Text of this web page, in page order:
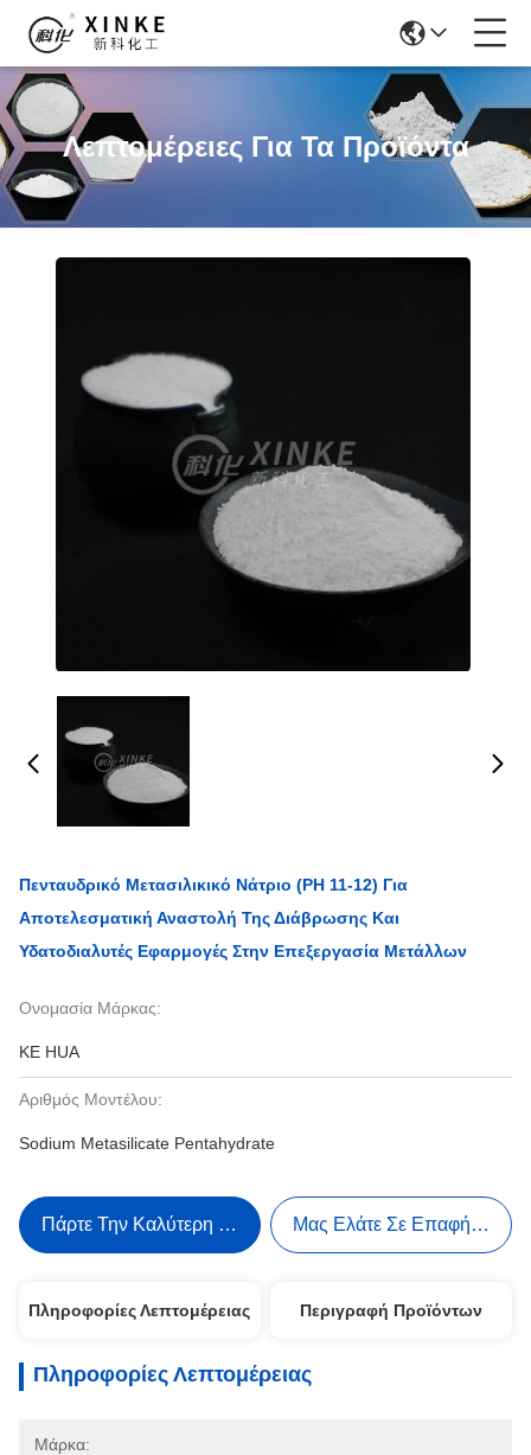
Λεπτομέρειες Για Τα Προϊόντα
Πενταυδρικό Μετασιλικικό Νάτριο (pH 11-12) Για
Αποτελεσματική Αναστολή Της Διάβρωσης Και
Υδατοδιαλυτές Εφαρμογές Στην Επεξεργασία Μετάλλων
Ονομασία Μάρκας:
KE HUA
Αριθμός Μοντέλου:
Sodium Metasilicate Pentahydrate
Πάρτε Την Καλύτερη Τιμή Μας Ελάτε Σε Επαφή Με
Πληροφορίες Λεπτομέρειας Περιγραφή Προϊόντων
Πληροφορίες Λεπτομέρειας
Μάρκα: